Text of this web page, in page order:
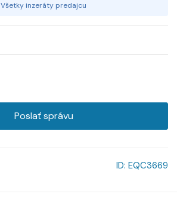
Všetky inzeráty predajcu
Poslať správu
ID: EQC3669